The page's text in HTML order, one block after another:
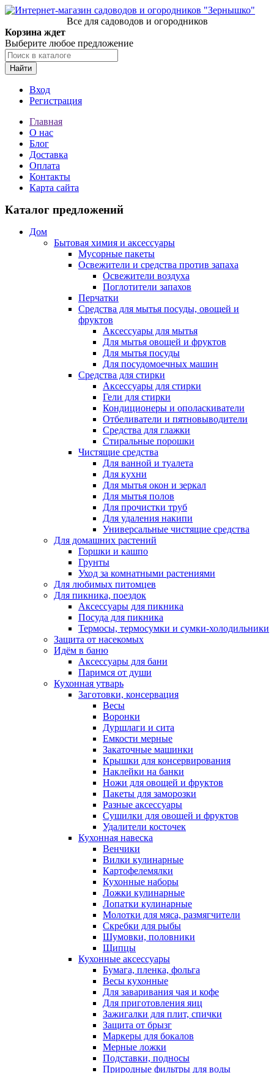
Все для садоводов и огородников
Корзина ждет
Выберите любое предложение
Найти
Вход
Регистрация
Главная
О нас
Блог
Доставка
Оплата
Контакты
Карта сайта
Каталог предложений
Дом
Бытовая химия и аксессуары
Мусорные пакеты
Освежители и средства против запаха
Освежители воздуха
Поглотители запахов
Перчатки
Средства для мытья посуды, овощей и
фруктов
Аксессуары для мытья
Для мытья овощей и фруктов
Для мытья посуды
Для посудомоечных машин
Средства для стирки
Аксессуары для стирки
Гели для стирки
Кондиционеры и ополаскиватели
Отбеливатели и пятновыводители
Средства для глажки
Стиральные порошки
Чистящие средства
Для ванной и туалета
Для кухни
Для мытья окон и зеркал
Для мытья полов
Для прочистки труб
Для удаления накипи
Универсальные чистящие средства
Для домашних растений
Горшки и кашпо
Грунты
Уход за комнатными растениями
Для любимых питомцев
Для пикника, поездок
Аксессуары для пикника
Посуда для пикника
Термосы, термосумки и сумки-холодильники
Защита от насекомых
Идём в баню
Аксессуары для бани
Паримся от души
Кухонная утварь
Заготовки, консервация
Весы
Воронки
Дуршлаги и сита
Емкости мерные
Закаточные машинки
Крышки для консервирования
Наклейки на банки
Ножи для овощей и фруктов
Пакеты для заморозки
Разные аксессуары
Сушилки для овощей и фруктов
Удалители косточек
Кухонная навеска
Венчики
Вилки кулинарные
Картофелемялки
Кухонные наборы
Ложки кулинарные
Лопатки кулинарные
Молотки для мяса, размягчители
Скребки для рыбы
Шумовки, половники
Щипцы
Кухонные аксессуары
Бумага, пленка, фольга
Весы кухонные
Для заваривания чая и кофе
Для приготовления яиц
Зажигалки для плит, спички
Защита от брызг
Маркеры для бокалов
Мерные ложки
Подставки, подносы
Природные фильтры для воды